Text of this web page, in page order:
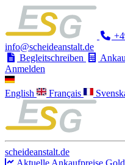
info@scheideanstalt.de
Begleitschreiben
Anmelden
English Français
scheideanstalt.de
Aktuelle Ankaufpreise